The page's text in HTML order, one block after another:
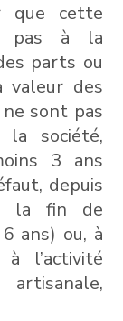
que cette
pas à la
parts ou
valeur des
sont pas
la société,
3 ans
depuis
la fin de
ans) ou, à
à l’activité